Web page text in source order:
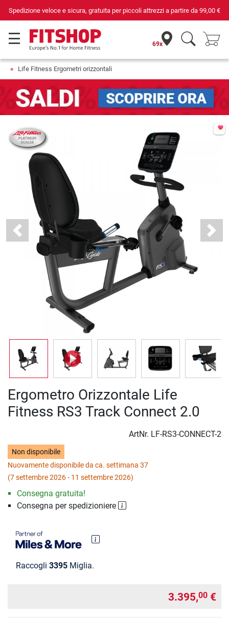
Da 42 anni i tuoi esperti di fiducia per il fitness domestico
69x
Life Fitness Ergometri orizzontali
Previous Next
Ergometro Orizzontale Life
Fitness RS3 Track Connect 2.0
ArtNr. LF-RS3-CONNECT-2
Non disponibile
Nuovamente disponibile da ca. settimana 37
(7 settembre 2026 - 11 settembre 2026)
Consegna gratuita!
Consegna per spedizioniere
Raccogli 3395 Miglia.
3.395,00 €